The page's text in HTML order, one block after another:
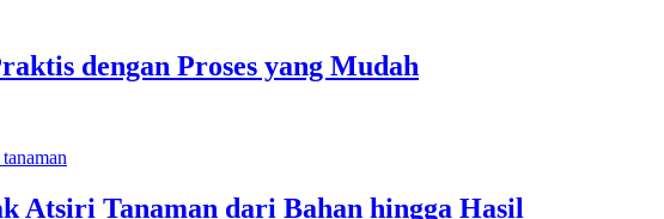
dengan Proses yang Mudah
Atsiri Tanaman dari Bahan hingga Hasil